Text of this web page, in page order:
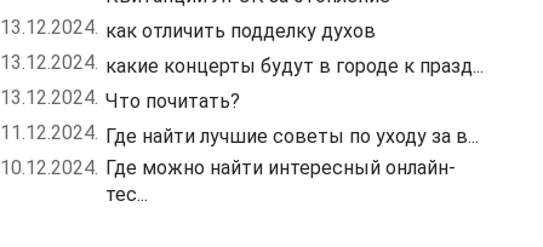
13.12.2024. как отличить подделку духов
13.12.2024. какие концерты будут в городе к празд...
13.12.2024. Что почитать?
11.12.2024. Где найти лучшие советы по уходу за в...
10.12.2024. Где можно найти интересный онлайн-
тес...